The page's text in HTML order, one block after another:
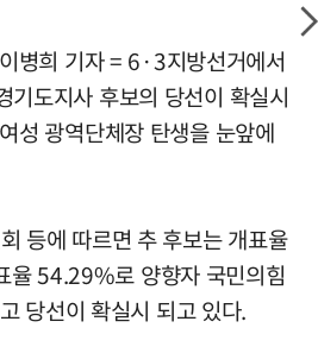
병희 기자 = 6·3지방선거에서
기도지사 후보의 당선이 확실시
성 광역단체장 탄생을 눈앞에
등에 따르면 추 후보는 개표율
54.29%로 양향자 국민의힘
당선이 확실시 되고 있다.